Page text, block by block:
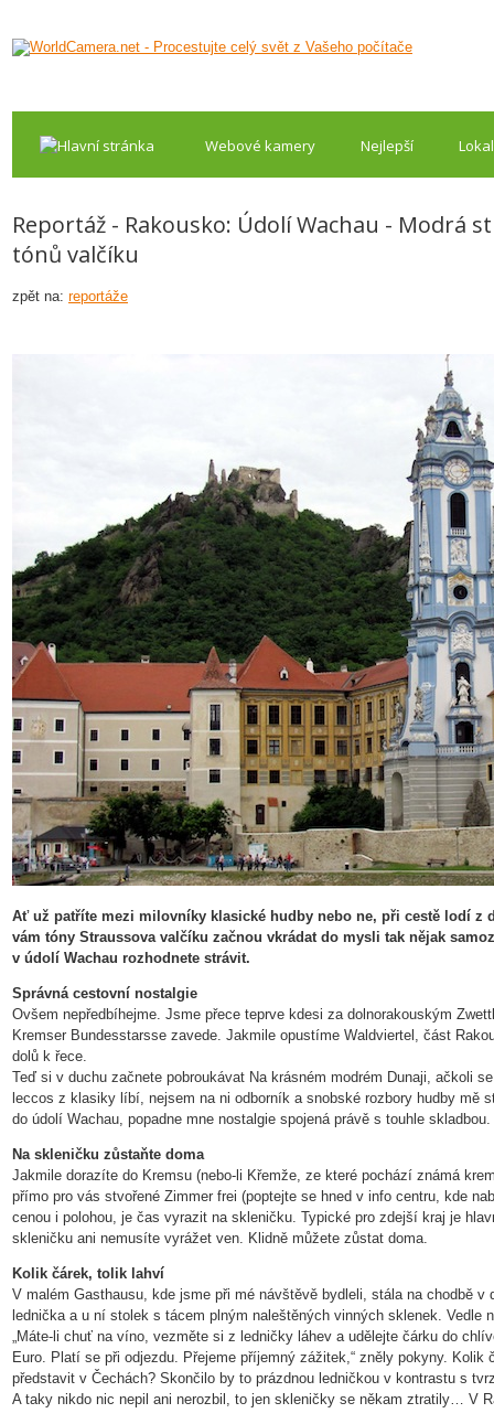
Webové kamery Nejlepší
Reportáž - Rakousko: Údolí Wachau - Modrá
tónů valčíku
zpět na: reportáže
Ať už patříte mezi milovníky klasické hudby nebo ne, při cestě lodí z
vám tóny Straussova valčíku začnou vkrádat do mysli tak nějak
v údolí Wachau rozhodnete strávit.
Správná cestovní nostalgie
Ovšem nepředbíhejme. Jsme přece teprve kdesi za dolnorakouským
Kremser Bundesstarsse zavede. Jakmile opustíme Waldviertel, část
dolů k řece.
Teď si v duchu začnete pobroukávat Na krásném modrém Dunaji, ačkoli
leccos z klasiky líbí, nejsem na ni odborník a snobské rozbory hudby mě
do údolí Wachau, popadne mne nostalgie spojená právě s touhle skladbou.
Na skleničku zůstaňte doma
Jakmile dorazíte do Kremsu (nebo-li Křemže, ze které pochází známá
přímo pro vás stvořené Zimmer frei (poptejte se hned v info centru, kde
cenou i polohou, je čas vyrazit na skleničku. Typické pro zdejší kraj je
skleničku ani nemusíte vyrážet ven. Klidně můžete zůstat doma.
Kolik čárek, tolik lahví
V malém Gasthausu, kde jsme při mé návštěvě bydleli, stála na chodbě
lednička a u ní stolek s tácem plným naleštěných vinných sklenek.
„Máte-li chuť na víno, vezměte si z ledničky láhev a udělejte čárku do
Euro. Platí se při odjezdu. Přejeme příjemný zážitek,“ zněly pokyny.
představit v Čechách? Skončilo by to prázdnou ledničkou v kontrastu s
A taky nikdo nic nepil ani nerozbil, to jen skleničky se někam ztratily… V